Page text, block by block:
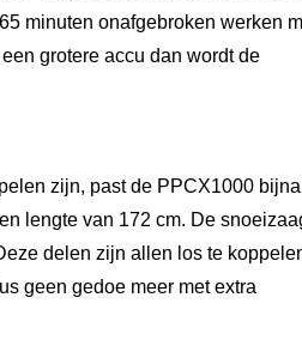
minuten onafgebroken werken
grotere accu dan wordt de
zijn, past de PPCX1000
lengte van 172 cm. De
delen zijn allen los te
geen gedoe meer met extra